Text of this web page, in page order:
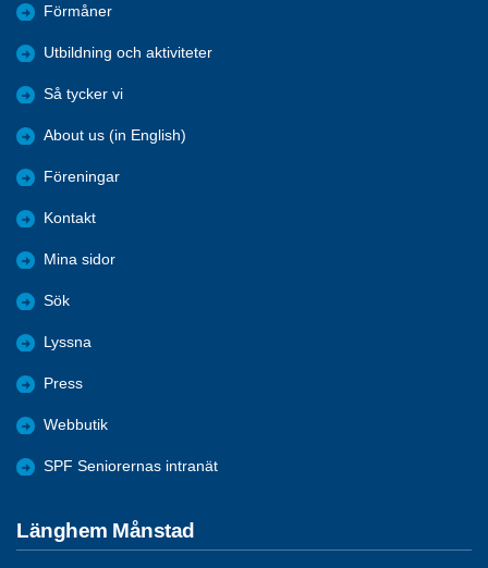
Förmåner
Utbildning och aktiviteter
Så tycker vi
About us (in English)
Föreningar
Kontakt
Mina sidor
Sök
Lyssna
Press
Webbutik
SPF Seniorernas intranät
Länghem Månstad